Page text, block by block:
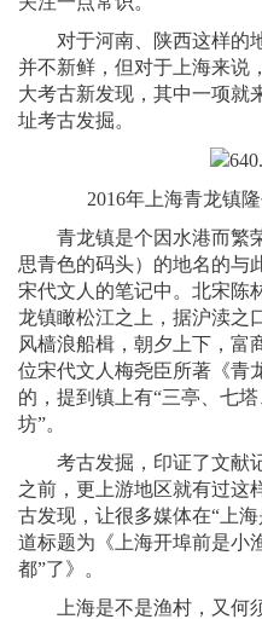
对于河南、陕西这样的
并不新鲜，但对于上海来说
大考古新发现，其中一项
址考古发掘。
2016年上海青龙镇
青龙镇是个因水港而繁
思青色的码头）的地名的与
宋代文人的笔记中。北宋陈
龙镇瞰松江之上，据沪渎之
风樯浪船楫，朝夕上下，富
位宋代文人梅尧臣所著《青
的，提到镇上有“三亭、七
坊”。
考古发掘，印证了文献
之前，更上游地区就有过这
古发现，让很多媒体在“上
道标题为《上海开埠前是小
都”了》。
上海是不是渔村，又何